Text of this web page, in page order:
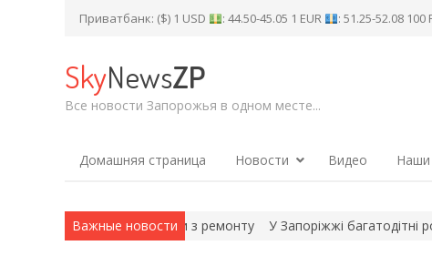
Приватбанк: ($) 1 USD : 44.50-45.05 1 EUR : 51.25-52.08 100
SkyNewsZP
Все новости Запорожья в одном месте...
Домашняя страница Новости Видео
Важные новости
АЕС уже вийшли з ремонту У Запоріжжі багатодітні